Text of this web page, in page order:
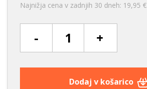
Najnižja cena v zadnjih 30 dneh: 19,95 €
- +
Dodaj v košarico